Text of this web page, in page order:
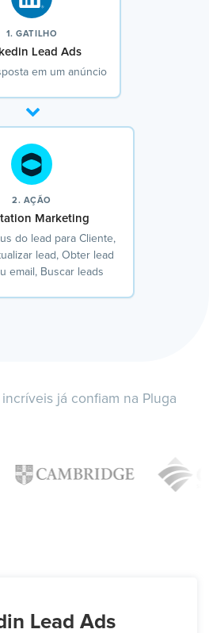
1. GATILHO
Lead Ads
em um anúncio
2. AÇÃO
Marketing
do lead para Cliente,
lead, Obter lead
email, Buscar leads
já confiam na Pluga
Lead Ads